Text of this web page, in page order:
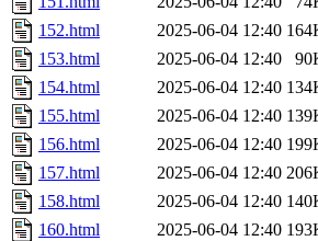
152.html
2025-06-04 12:40
153.html
2025-06-04 12:40
154.html
2025-06-04 12:40
155.html
2025-06-04 12:40
156.html
2025-06-04 12:40
157.html
2025-06-04 12:40
158.html
2025-06-04 12:40
160.html
2025-06-04 12:40